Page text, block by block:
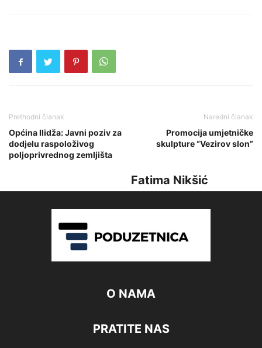
Prethodni članak
Općina Ilidža: Javni poziv za
dodjelu raspoloživog
poljoprivrednog zemljišta
Naredni članak
Promocija umjetničke
skulpture “Vezirov slon”
Fatima Nikšić
O NAMA
PRATITE NAS